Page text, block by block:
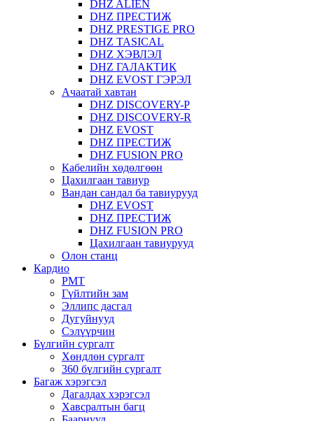
DHZ ALIEN
DHZ ПРЕСТИЖ
DHZ PRESTIGE PRO
DHZ TASICAL
DHZ ХЭВЛЭЛ
DHZ ГАЛАКТИК
DHZ EVOST ГЭРЭЛ
Ачаатай хавтан
DHZ DISCOVERY-P
DHZ DISCOVERY-R
DHZ EVOST
DHZ ПРЕСТИЖ
DHZ FUSION PRO
Кабелийн хөдөлгөөн
Цахилгаан тавиур
Вандан сандал ба тавиурууд
DHZ EVOST
DHZ ПРЕСТИЖ
DHZ FUSION PRO
Цахилгаан тавиурууд
Олон станц
Кардио
PMT
Гүйлтийн зам
Эллипс дасгал
Дугуйнууд
Сэлүүрчин
Бүлгийн сургалт
Хөндлөн сургалт
360 бүлгийн сургалт
Багаж хэрэгсэл
Дагалдах хэрэгсэл
Хавсралтын багц